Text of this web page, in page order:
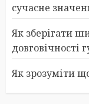
сучасне
Як зберігати
довговічності
Як зрозуміти